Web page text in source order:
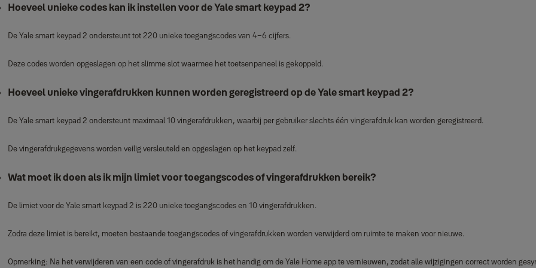
Hoeveel unieke codes kan ik instellen voor de Yale smart keypad 2?
De Yale smart keypad 2 ondersteunt tot 220 unieke toegangscodes van 4–6 cijfers.
Deze codes worden opgeslagen op het slimme slot waarmee het toetsenpaneel is gekoppeld.
Hoeveel unieke vingerafdrukken kunnen worden geregistreerd op de Yale smart keypad 2?
De Yale smart keypad 2 ondersteunt maximaal 10 vingerafdrukken, waarbij per gebruiker slechts één vingerafdruk kan worden geregistreerd.
De vingerafdrukgegevens worden veilig versleuteld en opgeslagen op het keypad zelf.
Wat moet ik doen als ik mijn limiet voor toegangscodes of vingerafdrukken bereik?
De limiet voor de Yale smart keypad 2 is 220 unieke toegangscodes en 10 vingerafdrukken.
Zodra deze limiet is bereikt, moeten bestaande toegangscodes of vingerafdrukken worden verwijderd om ruimte te maken voor nieuwe.
Opmerking: Na het verwijderen van een code of vingerafdruk is het handig om de Yale Home app te vernieuwen, zodat alle wijzigingen correct worden